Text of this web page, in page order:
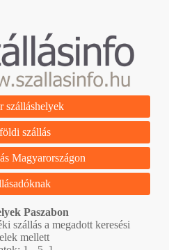
szálláshelyek
szállás
Magyarországon
Paszabon
szállás a megadott keresési
mellett